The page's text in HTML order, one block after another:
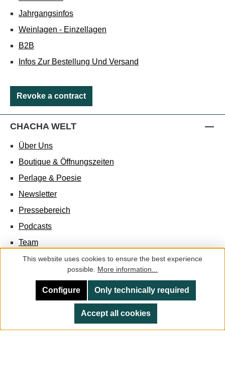
Jahrgangsinfos
Weinlagen - Einzellagen
B2B
Infos Zur Bestellung Und Versand
Revoke a contract
CHACHA WELT
Über Uns
Boutique & Öffnungszeiten
Perlage & Poesie
Newsletter
Pressebereich
Podcasts
Team
Jobs
FacebookInstagram
This website uses cookies to ensure the best experience
possible. More information...
Only technically required
Configure
Accept all cookies